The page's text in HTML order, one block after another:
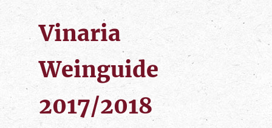
Vinaria
Weinguide
2017/2018